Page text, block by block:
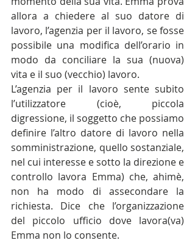
allora a chiedere al suo datore di
lavoro, l’agenzia per il lavoro, se fosse
possibile una modifica dell’orario in
modo da conciliare la sua (nuova)
vita e il suo (vecchio) lavoro.
L’agenzia per il lavoro sente subito
l’utilizzatore (cioè, piccola
digressione, il soggetto che possiamo
definire l’altro datore di lavoro nella
somministrazione, quello sostanziale,
nel cui interesse e sotto la direzione e
controllo lavora Emma) che, ahimè,
non ha modo di assecondare la
richiesta. Dice che l’organizzazione
del piccolo ufficio dove lavora(va)
Emma non lo consente.